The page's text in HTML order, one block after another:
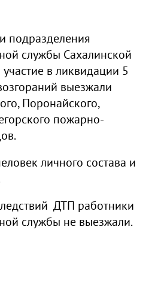
подразделения
службы Сахалинской
в ликвидации 5
выезжали
Поронайского,
пожарно-
личного состава и
ДТП работники
службы не выезжали.